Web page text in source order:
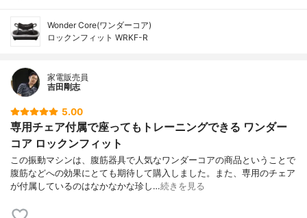
Wonder Core(ワンダーコア)
ロックンフィット WRKF-R
家電販売員
吉田剛志
5.00
専用チェア付属で座ってもトレーニングできる ワンダー
コア ロックンフィット
この振動マシンは、腹筋器具で人気なワンダーコアの商品ということで
腹筋などへの効果にとても期待して購入しました。また、専用のチェア
が付属しているのはなかなかな珍し…続きを見る